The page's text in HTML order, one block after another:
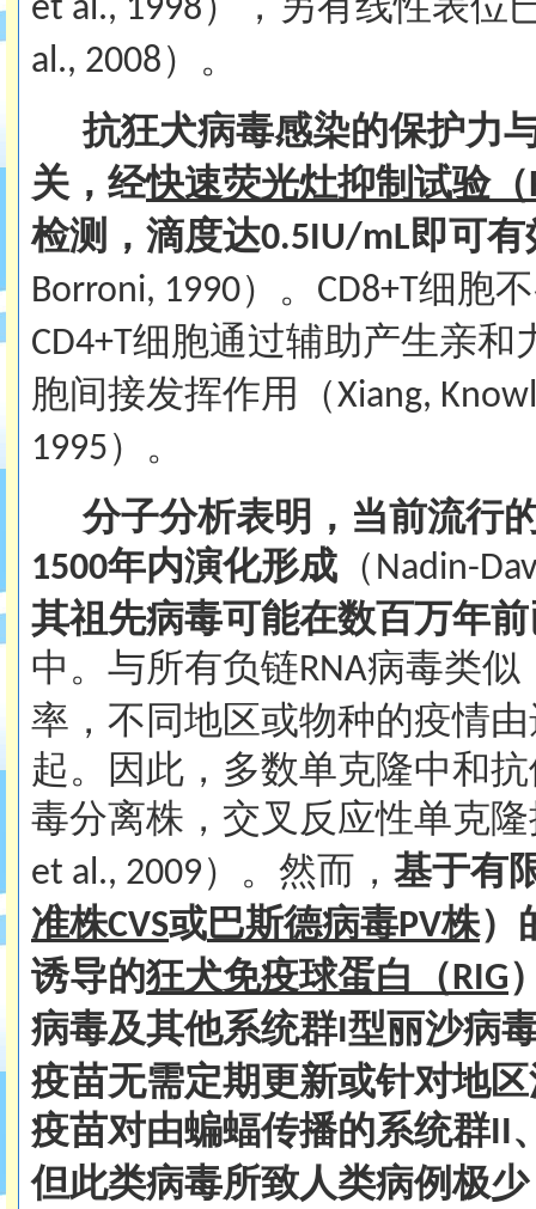
et al., 1998
al., 2008）。
抗狂犬病毒感染的保护力
关，经快速荧光灶抑制试验（
检测， 滴度达0.5IU/mL即可
Borroni, 1990）。 CD8+T细胞
CD4+T细胞通过辅助产生亲和
胞间接发挥作用（Xiang,
1995）。
分子分析表明，当前流行
1500年内演化形成 （ Nadin-
其祖先病毒可能在数百万年
中。与所有负链RNA病毒类似
率，不同地区或物种的疫情
起。因此，多数单克隆中和
毒分离株，交叉反应性单克
et al., 2009）。然而， 基于有
准株CVS或巴斯德病毒PV株）
诱导的狂犬免疫球蛋白（RIG
病毒及其他系统群I型丽沙病
疫苗无需定期更新或针对地
疫苗对由蝙蝠传播的系统群II
但此类病毒所致人类病例极少